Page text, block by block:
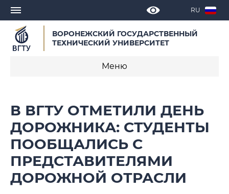
RU
ВОРОНЕЖСКИЙ ГОСУДАРСТВЕННЫЙ
ТЕХНИЧЕСКИЙ УНИВЕРСИТЕТ
Меню
СМИ о нас
Выступления, доклады, интервью
Календарь мероприятий
В ВГТУ ОТМЕТИЛИ ДЕНЬ
ДОРОЖНИКА: СТУДЕНТЫ
ПООБЩАЛИСЬ С
ПРЕДСТАВИТЕЛЯМИ
ДОРОЖНОЙ ОТРАСЛИ